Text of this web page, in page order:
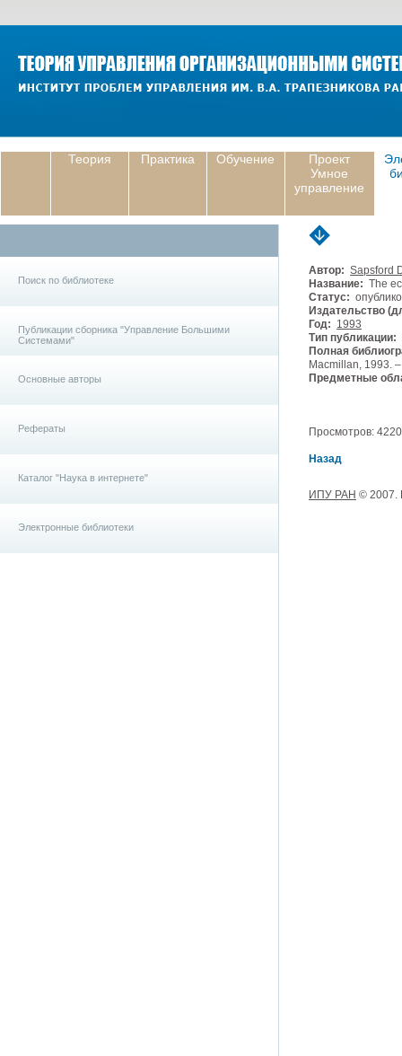
Теория Практика Обучение
Проект
Умное
управление
Поиск по библиотеке
Публикации сборника "Управление Большими
Системами"
Основные авторы
Рефераты
Каталог "Наука в интернете"
Электронные библиотеки
Автор: Sapsford
Название: The
Статус:
Издательство
Год: 1993
Тип публикации:
Полная
Macmillan, 1993.
Предметные
Просмотров:
Назад
ИПУ РАН © 2007.